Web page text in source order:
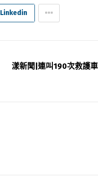
Linkedin
漾新聞|連叫190次救護